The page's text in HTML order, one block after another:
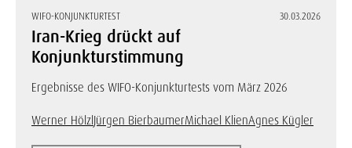
WIFO-KONJUNKTURTEST 30.03.2026
Iran-Krieg drückt auf
Konjunkturstimmung
Ergebnisse des WIFO-Konjunkturtests vom März 2026
Werner HölzlJürgen BierbaumerMichael KlienAgnes Kügler